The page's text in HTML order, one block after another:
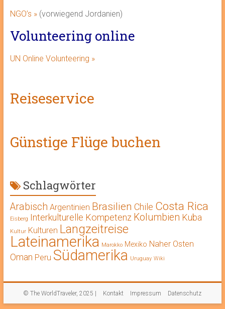
NGO’s »(vorwiegend Jordanien)
Volunteering online
UN Online Volunteering »
Reiseservice
Günstige Flüge buchen
Schlagwörter
Arabisch Argentinien Brasilien Chile Costa Rica
Eisberg Interkulturelle Kompetenz Kolumbien Kuba
Kultur Kulturen Langzeitreise
Lateinamerika Marokko Mexiko Naher Osten
Oman Peru Südamerika Uruguay Wiki
© The WorldTraveler, 2025 | Kontakt Impressum Datenschutz